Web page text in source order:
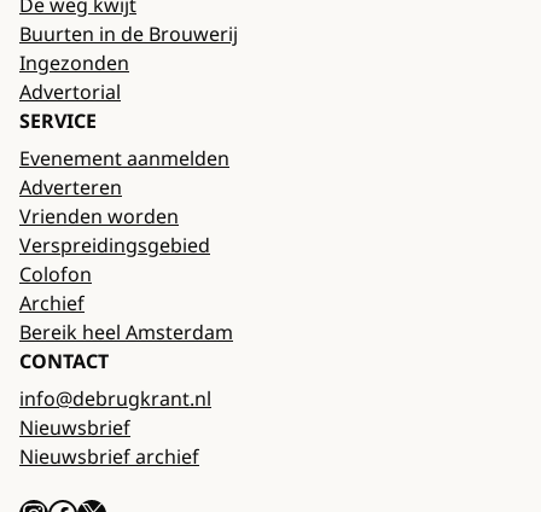
Buurten in de Brouwerij
Ingezonden
Advertorial
SERVICE
Evenement aanmelden
Adverteren
Vrienden worden
Verspreidingsgebied
Colofon
Archief
Bereik heel Amsterdam
CONTACT
info@debrugkrant.nl
Nieuwsbrief
Nieuwsbrief archief